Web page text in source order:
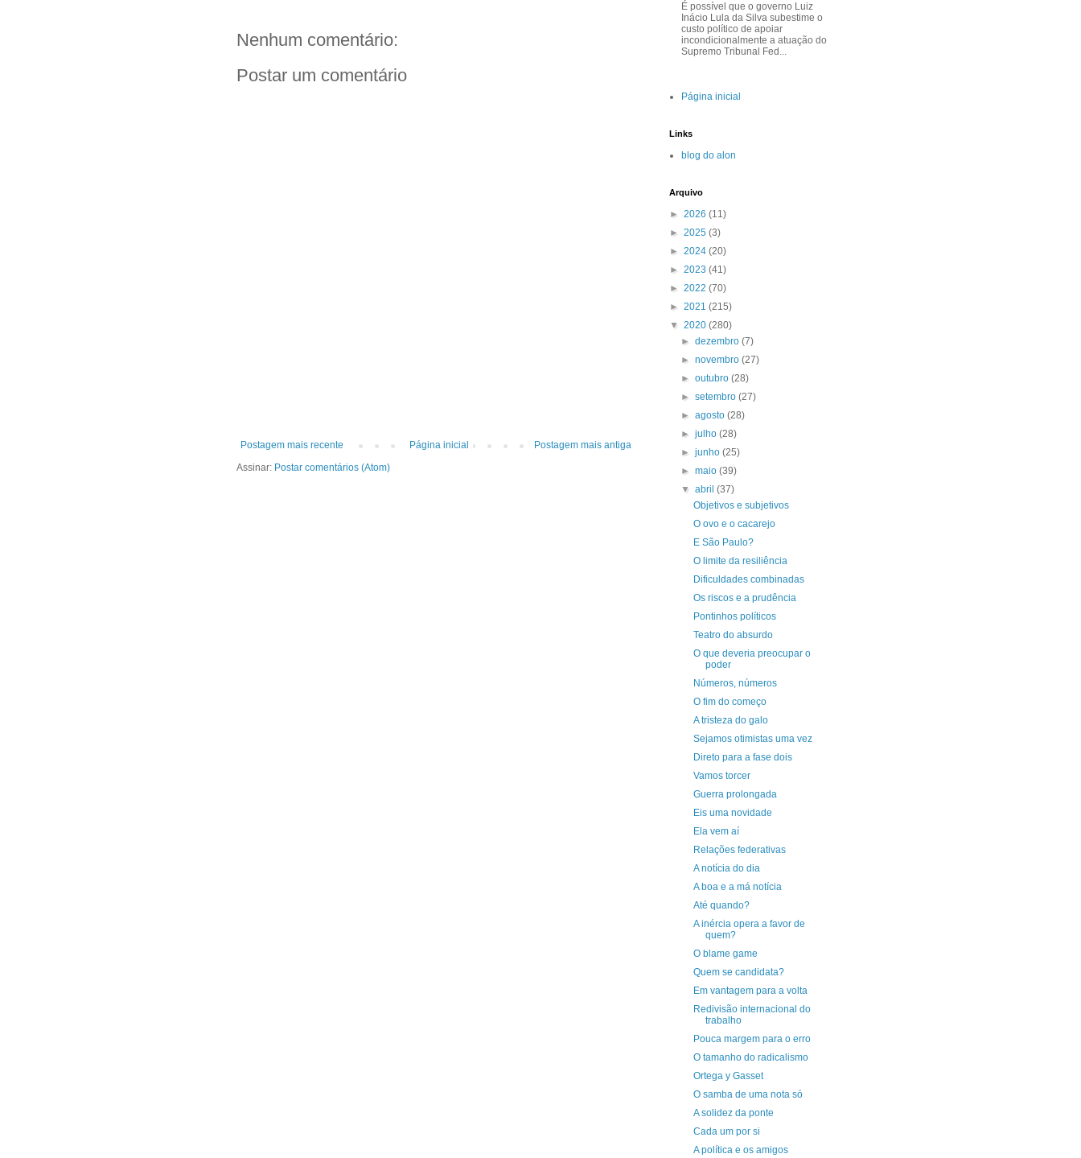
Nenhum comentário:
Postar um comentário
Postagem mais recente Postagem mais antiga
Página inicial
Assinar: Postar comentários (Atom)
É possível que o governo Luiz
Inácio Lula da Silva subestime o
custo político de apoiar
incondicionalmente a atuação do
Supremo Tribunal Fed...
Página inicial
Links
blog do alon
Arquivo
► 2026 (11)
► 2025 (3)
► 2024 (20)
► 2023 (41)
► 2022 (70)
► 2021 (215)
▼ 2020 (280)
►dezembro(7)
►novembro(27)
►outubro(28)
►setembro(27)
►agosto(28)
►julho(28)
►junho(25)
►maio(39)
▼abril(37)
Objetivos e subjetivos
O ovo e o cacarejo
E São Paulo?
O limite da resiliência
Dificuldades combinadas
Os riscos e a prudência
Pontinhos políticos
Teatro do absurdo
O que deveria preocupar o
poder
Números, números
O fim do começo
A tristeza do galo
Sejamos otimistas uma vez
Direto para a fase dois
Vamos torcer
Guerra prolongada
Eis uma novidade
Ela vem aí
Relações federativas
A notícia do dia
A boa e a má notícia
Até quando?
A inércia opera a favor de
quem?
O blame game
Quem se candidata?
Em vantagem para a volta
Redivisão internacional do
trabalho
Pouca margem para o erro
O tamanho do radicalismo
Ortega y Gasset
O samba de uma nota só
A solidez da ponte
Cada um por si
A política e os amigos